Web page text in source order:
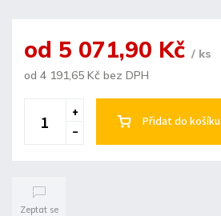
od 5 071,90 Kč / ks
od 4 191,65 Kč bez DPH
Přidat do košíku
Zeptat se